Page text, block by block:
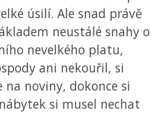
úsilí. Ale snad právě
neustálé snahy o
nevelkého platu,
ani nekouřil, si
noviny, dokonce si
si musel nechat